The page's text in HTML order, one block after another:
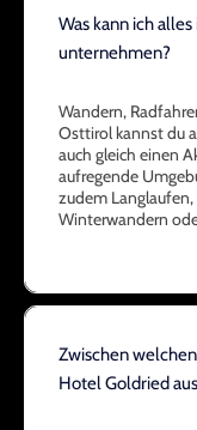
Was kann ich
unternehmen?
Wandern,
Osttirol kannst du
auch gleich einen
aufregende
zudem
Winterwandern
Zwischen
Hotel Goldried